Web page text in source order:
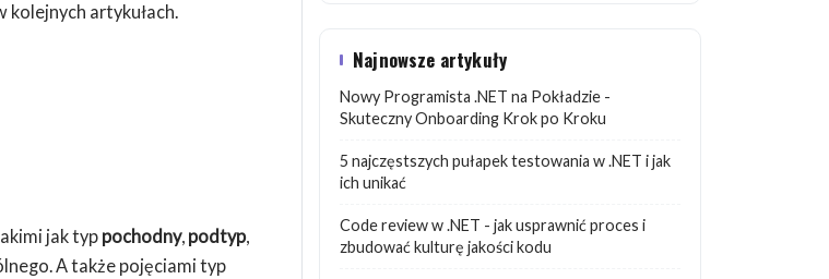
artykułach.
jak typ pochodny, podtyp,
A także pojęciami typ
Najnowsze artykuły
Nowy Programista .NET na Pokładzie -
Skuteczny Onboarding Krok po Kroku
5 najczęstszych pułapek testowania w .NET i jak
ich unikać
Code review w .NET - jak usprawnić proces i
zbudować kulturę jakości kodu